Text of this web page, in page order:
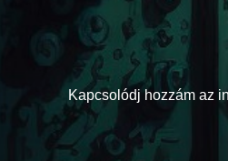
Kapcsolódj hozzám az